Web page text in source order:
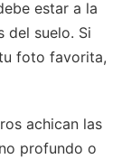
estar a la
del suelo. Si
foto favorita,
achican las
profundo o